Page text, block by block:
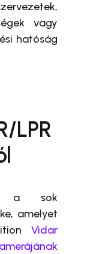
vagy
hatóság
LPR
a sok
amelyet
Vidar